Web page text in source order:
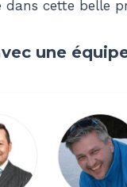
dans cette belle
une